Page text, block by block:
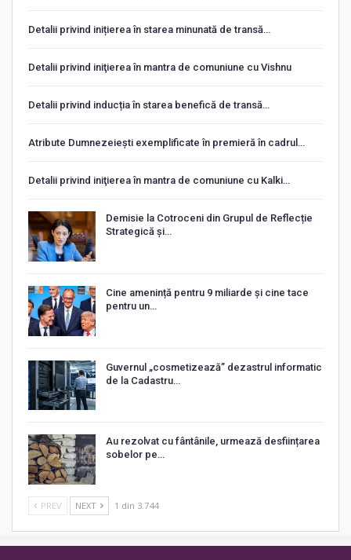
Detalii privind inițierea în starea minunată de transă…
Detalii privind iniţierea în mantra de comuniune cu Vishnu
Detalii privind inducția în starea benefică de transă…
Atribute Dumnezeiești exemplificate în premieră în cadrul…
Detalii privind iniţierea în mantra de comuniune cu Kalki…
Demisie la Cotroceni din Grupul de Reflecție
Strategică și…
Cine amenință pentru 9 miliarde și cine tace
pentru un…
Guvernul „cosmetizează” dezastrul informatic
de la Cadastru…
Au rezolvat cu fântânile, urmează desființarea
sobelor pe…
PREV NEXT 1 din 3.744